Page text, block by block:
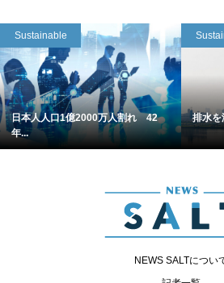
Sustainable
日本人人口1億2000万人割れ 42
年...
排水を
NEWS SALTについ